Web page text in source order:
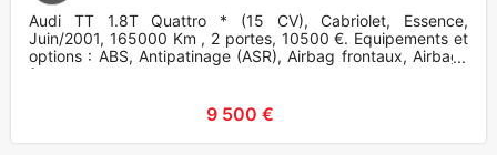
Audi TT 1.8T Quattro * (15 CV), Cabriolet, Essence,
Juin/2001, 165000 Km , 2 portes, 10500 €. Equipements et
options : ABS, Antipatinage (ASR), Airbag frontaux, Airbags
frontaux +
9 500 €